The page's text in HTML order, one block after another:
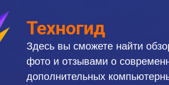
Техногид
Здесь вы сможете найти
фото и отзывами о
дополнительных